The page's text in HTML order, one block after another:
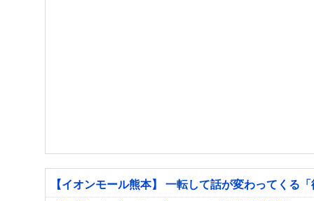
【イオンモール熊本】 一転して話が変わってくる